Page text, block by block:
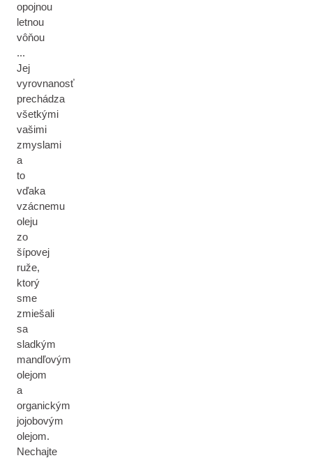
opojnou
letnou
vôňou
...
Jej
vyrovnanosť
prechádza
všetkými
vašimi
zmyslami
a
to
vďaka
vzácnemu
oleju
zo
šípovej
ruže,
ktorý
sme
zmiešali
sa
sladkým
mandľovým
olejom
a
organickým
jojobovým
olejom.
Nechajte